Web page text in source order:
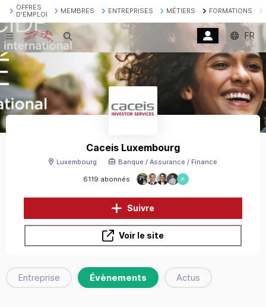
OFFRES
D'EMPLOI
MEMBRES ENTREPRISES MÉTIERS FORMATIONS
Recherche FR
Caceis Luxembourg
6119 abonnés JK
Luxembourg Banque / Assurance / Finance
Suivre
Voir le site
Entreprise Évènements Actus